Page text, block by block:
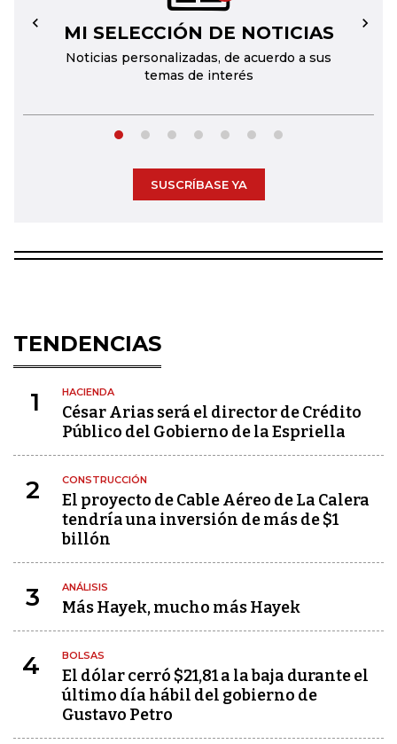
MI SELECCIÓN DE NOTICIAS
Noticias personalizadas, de acuerdo a sus
temas de interés
← →
SUSCRÍBASE YA
TENDENCIAS
1 HACIENDA
César Arias será el director de Crédito
Público del Gobierno de la Espriella
2 CONSTRUCCIÓN
El proyecto de Cable Aéreo de La Calera
tendría una inversión de más de $1
billón
3 ANÁLISIS
Más Hayek, mucho más Hayek
4 BOLSAS
El dólar cerró $21,81 a la baja durante el
último día hábil del gobierno de
Gustavo Petro